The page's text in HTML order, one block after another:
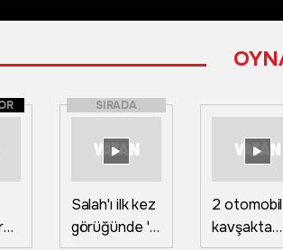
SIRADA
Salah'ı ilk kez
görüğünde 'O
2 otomobil
kavşakta